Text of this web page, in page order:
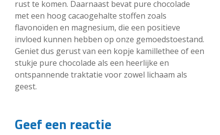
rust te komen. Daarnaast bevat pure chocolade
met een hoog cacaogehalte stoffen zoals
flavonoïden en magnesium, die een positieve
invloed kunnen hebben op onze gemoedstoestand.
Geniet dus gerust van een kopje kamillethee of een
stukje pure chocolade als een heerlijke en
ontspannende traktatie voor zowel lichaam als
geest.
Geef een reactie